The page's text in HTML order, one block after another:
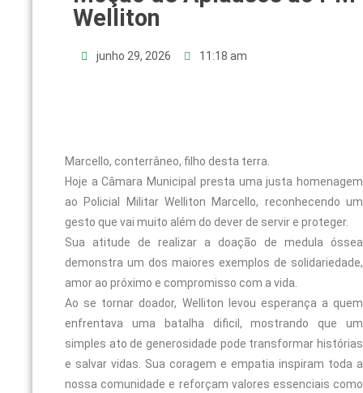
Welliton
junho 29, 2026 11:18 am
Marcello, conterrâneo, filho desta terra.
Hoje a Câmara Municipal presta uma justa homenagem
ao Policial Militar Welliton Marcello, reconhecendo um
gesto que vai muito além do dever de servir e proteger.
Sua atitude de realizar a doação de medula óssea
demonstra um dos maiores exemplos de solidariedade,
amor ao próximo e compromisso com a vida.
Ao se tornar doador, Welliton levou esperança a quem
enfrentava uma batalha dificil, mostrando que um
simples ato de generosidade pode transformar histórias
e salvar vidas. Sua coragem e empatia inspiram toda a
nossa comunidade e reforçam valores essenciais como